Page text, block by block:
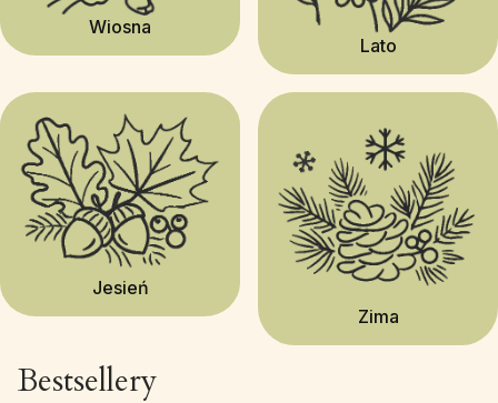
Wiosna
Lato
Jesień
Zima
Bestsellery